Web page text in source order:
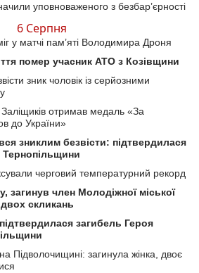
уповноваженого з безбар’єрності
6 Серпня
у матчі пам’яті Володимира Дроня
помер учасник АТО з Козівщини
зник чоловік із серйозними
отримав медаль «За
до України»
зниклим безвісти: підтвердилася
Тернопільщини
черговий температурний рекорд
загинув член Молодіжної міської
скликань
загибель Героя
Підволочищині: загинула жінка, двоє